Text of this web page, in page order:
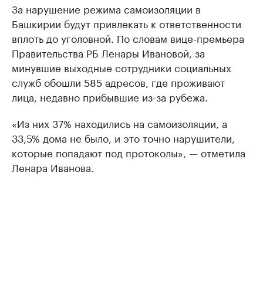
За нарушение режима самоизоляции в
Башкирии будут привлекать к ответственности
вплоть до уголовной. По словам вице-премьера
Правительства РБ Ленары Ивановой, за
минувшие выходные сотрудники социальных
служб обошли 585 адресов, где проживают
лица, недавно прибывшие из-за рубежа.
«Из них 37% находились на самоизоляции, а
33,5% дома не было, и это точно нарушители,
которые попадают под протоколы», — отметила
Ленара Иванова.